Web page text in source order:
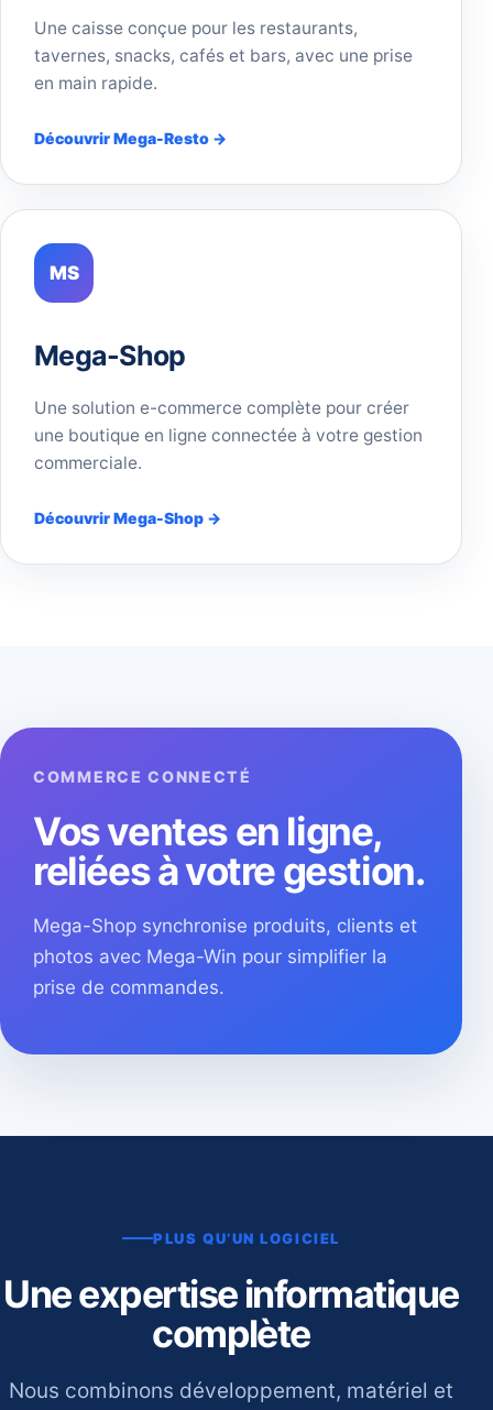
Une caisse conçue pour les restaurants,
tavernes, snacks, cafés et bars, avec une prise
en main rapide.
Découvrir Mega-Resto →
MS
Mega-Shop
Une solution e-commerce complète pour créer
une boutique en ligne connectée à votre gestion
commerciale.
Découvrir Mega-Shop →
COMMERCE CONNECTÉ
Vos ventes en ligne,
reliées à votre gestion.
Mega-Shop synchronise produits, clients et
photos avec Mega-Win pour simplifier la
prise de commandes.
PLUS QU’UN LOGICIEL
Une expertise informatique
complète
Nous combinons développement, matériel et